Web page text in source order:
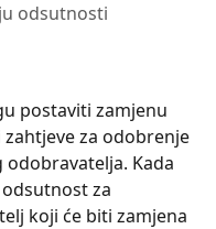
odsutnosti
postaviti zamjenu
za odobrenje
Kada
za
koji će biti zamjena